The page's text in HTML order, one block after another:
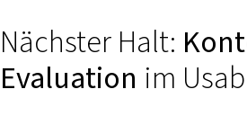
Nächster Halt:
Evaluation im